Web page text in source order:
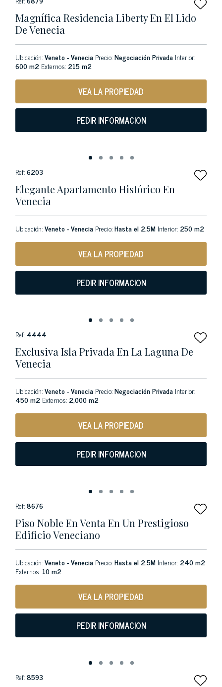
Magnífica Residencia Liberty En El Lido
De Venecia
Ubicación:Veneto - Venecia Precio:Negociación Privada Interior:
600 m2 Externos: 215 m2
VEA LA PROPIEDAD
PEDIR INFORMACION
Ref:6203
Elegante Apartamento Histórico En
Venecia
Ubicación:Veneto - Venecia Precio:Hasta el 2.5M Interior: 250 m2
VEA LA PROPIEDAD
PEDIR INFORMACION
Ref: 4444
Exclusiva Isla Privada En La Laguna De
Venecia
Ubicación:Veneto - Venecia Precio:Negociación Privada Interior:
450 m2 Externos: 2,000 m2
VEA LA PROPIEDAD
PEDIR INFORMACION
Ref:8676
Piso Noble En Venta En Un Prestigioso
Edificio Veneciano
Ubicación:Veneto - Venecia Precio:Hasta el 2.5M Interior: 240 m2
Externos: 10 m2
VEA LA PROPIEDAD
PEDIR INFORMACION
Ref:8593